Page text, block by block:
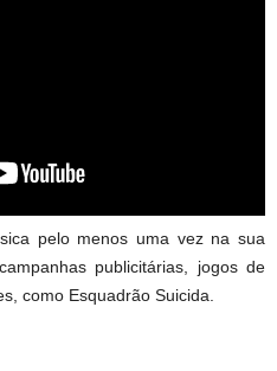
pelo menos uma vez na sua
publicitárias, jogos de
como Esquadrão Suicida.